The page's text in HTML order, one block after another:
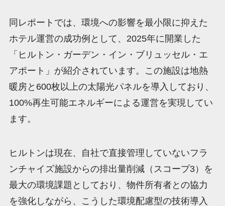
同レポートでは、環境への影響を最小限に抑えた
ホテル運営の成功例として、2025年に開業した
「ヒルトン・ガーデン・イン・ブリュッセル・エ
アポート」が紹介されています。この施設は地熱
暖房と600枚以上の太陽光パネルを導入しており、
100%再生可能エネルギーによる運営を実現してい
ます。
ヒルトンは現在、自社で直接管理していないフラ
ンチャイズ施設からの排出量削減（スコープ3）を
最大の環境課題としており、物件所有者との協力
を強化しながら、こうした環境配慮型の技術導入